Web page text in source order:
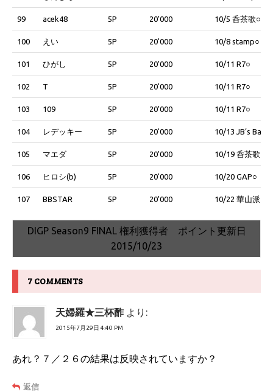
99 acek48 5P 20'000 10/5 呑茶歌○
100 えい 5P 20'000 10/8 stamp○
101 ひがし 5P 20'000 10/11 R7○
102 T 5P 20'000 10/11 R7○
103 109 5P 20'000 10/11 R7○
104 レデッキー 5P 20'000 10/13 JB’s Bar○
105 マエダ 5P 20'000 10/19 呑茶歌○
106 ヒロシ(b) 5P 20'000 10/20 GAP○
107 BBSTAR 5P 20'000 10/22 華山派○
DIGP Season9 FINAL 権利獲得者 ポイント更新日
2015/10/23
7 COMMENTS
天婦羅★三杯酢 より:
2015年7月29日 4:40 PM
あれ？７／２６の結果は反映されていますか？
返信